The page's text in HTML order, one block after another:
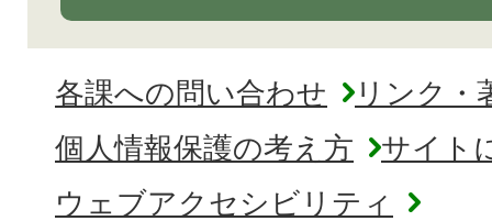
各課への問い合わせ
リンク・
個人情報保護の考え方
サイト
ウェブアクセシビリティ